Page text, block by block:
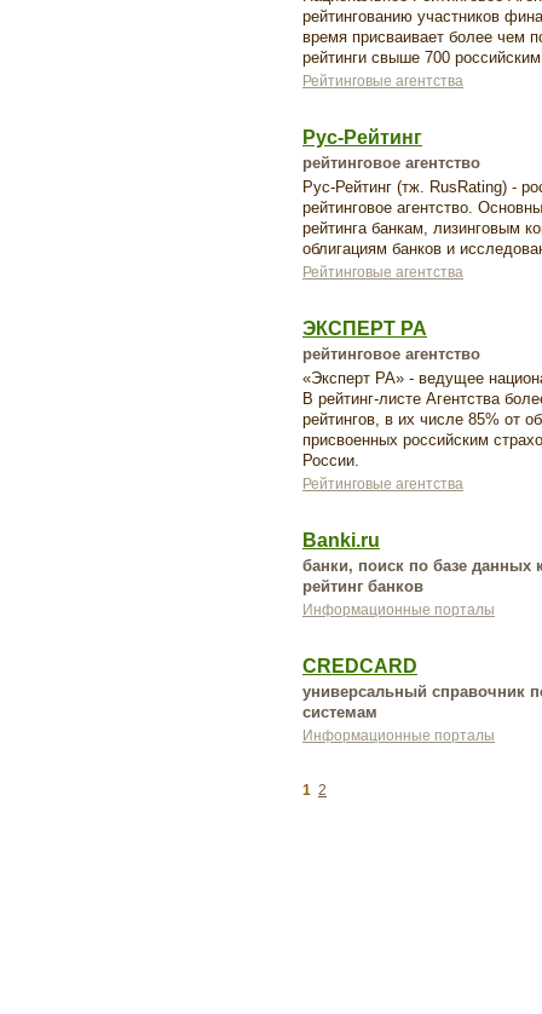
рейтингованию участников
время присваивает более чем
рейтинги свыше 700
Рейтинговые агентства
Рус-Рейтинг
рейтинговое агентство
Рус-Рейтинг (тж. RusRating) -
рейтинговое агентство.
рейтинга банкам, лизинговым
облигациям банков и
Рейтинговые агентства
ЭКСПЕРТ РА
рейтинговое агентство
«Эксперт РА» - ведущее
В рейтинг-листе Агентства
рейтингов, в их числе 85% от
присвоенных российским
России.
Рейтинговые агентства
Banki.ru
банки, поиск по базе данных
рейтинг банков
Информационные порталы
CREDCARD
универсальный справочник
системам
Информационные порталы
1 2